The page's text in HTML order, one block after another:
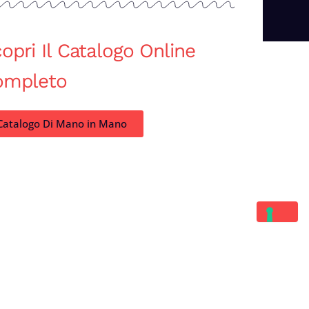
Il Catalogo Online
Di Mano in Mano